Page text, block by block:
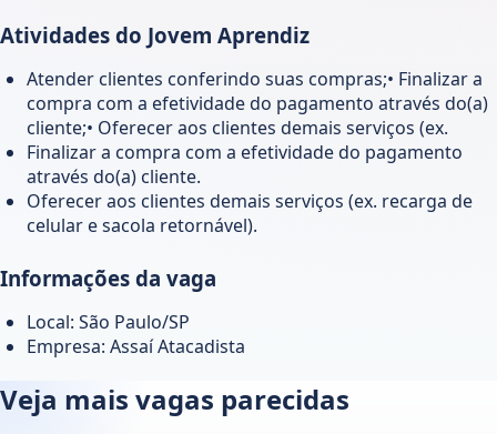
Atividades do Jovem Aprendiz
Atender clientes conferindo suas compras;• Finalizar a
compra com a efetividade do pagamento através do(a)
cliente;• Oferecer aos clientes demais serviços (ex.
Finalizar a compra com a efetividade do pagamento
através do(a) cliente.
Oferecer aos clientes demais serviços (ex. recarga de
celular e sacola retornável).
Informações da vaga
Local: São Paulo/SP
Empresa: Assaí Atacadista
Veja mais vagas parecidas